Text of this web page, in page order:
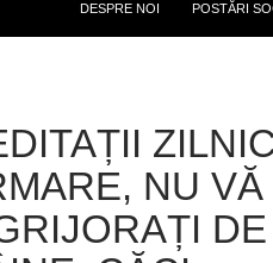
DESPRE NOI POSTĂRI
NU VĂ